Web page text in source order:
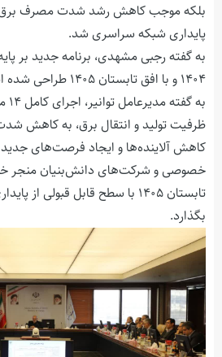
بلکه موجب کاهش رشد شدت مصرف
پایداری شبکه سراسری شد.
به گفته رجبی مشهدی، برنامه جدید بر
۱۴۰۴ و با افق تابستان ۱۴۰۵ طراحی شده است.
ظرفیت تولید و انتقال برق، به کاهش شدت
کاهش آلاینده‌ها و ایجاد فرصت‌های
خصوصی و شرکت‌های دانش‌بنیان منجر
تابستان ۱۴۰۵ با سطح قابل قبولی
بگذارد.